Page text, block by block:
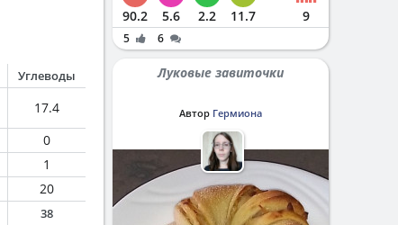
Углеводы
17.4
0
1
20
38
90.2 5.6 2.2 11.7 9
5 6
Луковые завиточки
Автор Гермиона